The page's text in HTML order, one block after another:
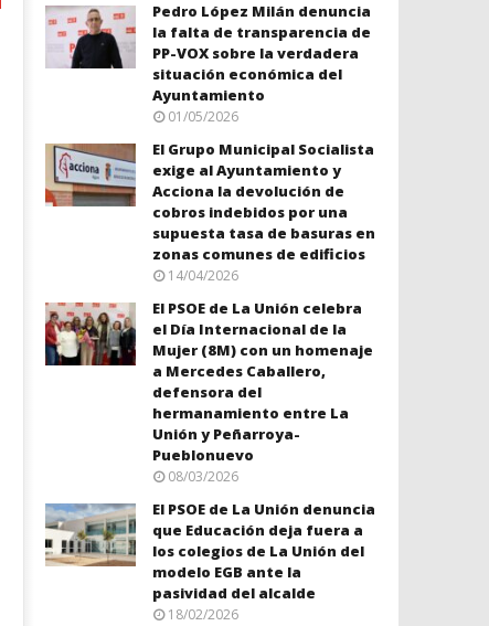
Pedro López Milán denuncia
la falta de transparencia de
PP-VOX sobre la verdadera
situación económica del
Ayuntamiento
01/05/2026
El Grupo Municipal Socialista
exige al Ayuntamiento y
Acciona la devolución de
cobros indebidos por una
supuesta tasa de basuras en
zonas comunes de edificios
14/04/2026
El PSOE de La Unión celebra
el Día Internacional de la
Mujer (8M) con un homenaje
a Mercedes Caballero,
defensora del
hermanamiento entre La
Unión y Peñarroya-
Pueblonuevo
08/03/2026
El PSOE de La Unión denuncia
que Educación deja fuera a
los colegios de La Unión del
modelo EGB ante la
pasividad del alcalde
18/02/2026